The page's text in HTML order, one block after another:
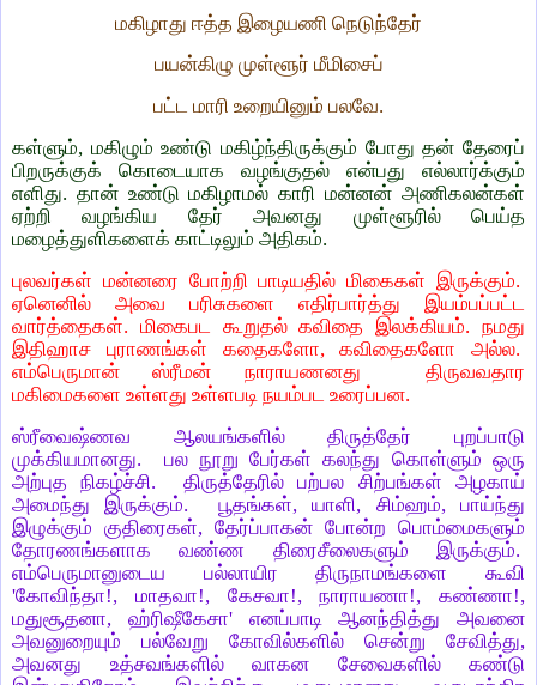
மகிழாது ஈத்த இழையணி நெடுந்தேர்
பயன்கிழு முள்ளூர் மீமிசைப்
பட்ட மாரி உறையினும் பலவே.
கள்ளும், மகிழும் உண்டு மகிழ்ந்திருக்கும் போது தன் தேரைப்
பிறருக்குக் கொடையாக வழங்குதல் என்பது எல்லார்க்கும்
எளிது. தான் உண்டு மகிழாமல் காரி மன்னன் அணிகலன்கள்
ஏற்றி வழங்கிய தேர் அவனது முள்ளூரில் பெய்த
மழைத்துளிகளைக் காட்டிலும் அதிகம்.
புலவர்கள் மன்னரை போற்றி பாடியதில் மிகைகள் இருக்கும்.
ஏனெனில் அவை பரிசுகளை எதிர்பார்த்து இயம்பப்பட்ட
வார்த்தைகள். மிகைபட கூறுதல் கவிதை இலக்கியம். நமது
இதிஹாச புராணங்கள் கதைகளோ, கவிதைகளோ அல்ல.
எம்பெருமான் ஸ்ரீமன் நாராயணனது திருவவதார
மகிமைகளை உள்ளது உள்ளபடி நயம்பட உரைப்பன.
ஸ்ரீவைஷ்ணவ ஆலயங்களில் திருத்தேர் புறப்பாடு
முக்கியமானது. பல நூறு பேர்கள் கலந்து கொள்ளும் ஒரு
அற்புத நிகழ்ச்சி. திருத்தேரில் பற்பல சிற்பங்கள் அழகாய்
அமைந்து இருக்கும். பூதங்கள், யாளி, சிம்ஹம், பாய்ந்து
இழுக்கும் குதிரைகள், தேர்ப்பாகன் போன்ற பொம்மைகளும்
தோரணங்களாக வண்ண திரைசீலைகளும் இருக்கும்.
எம்பெருமானுடைய பல்லாயிர திருநாமங்களை கூவி
'கோவிந்தா!, மாதவா!, கேசவா!, நாராயணா!, கண்ணா!,
மதுசூதனா, ஹ்ரிஷீகேசா' எனப்பாடி ஆனந்தித்து அவனை
அவனுறையும் பல்வேறு கோவில்களில் சென்று சேவித்து,
அவனது உத்சவங்களில் வாகன சேவைகளில் கண்டு